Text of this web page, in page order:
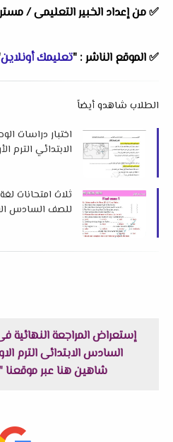
✅ من إعداد الخبير التعليمى /
✅ الموقع الناشر : "تعليمك أونلاين
الطلاب شاهدو أيضاً
اختبار دراسات
الابتدائي الترم الأول 2026 لمس
ثلاث امتحانات
إستعراض المراجعة النهائية
شاهين هنا عبر موقعنا "